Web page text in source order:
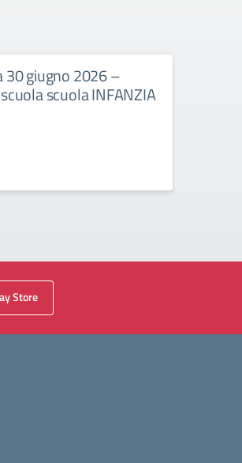
30 giugno 2026 –
scuola INFANZIA
Store